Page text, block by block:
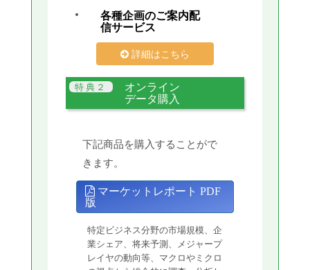
各種企画のご案内配
信サービス
詳細はこちら
オンライン
データ購入
下記商品を購入することがで
きます。
マーケットレポート PDF
版
特定ビジネス分野の市場規模、企
業シェア、将来予測、メジャープ
レイヤの動向等、マクロやミクロ